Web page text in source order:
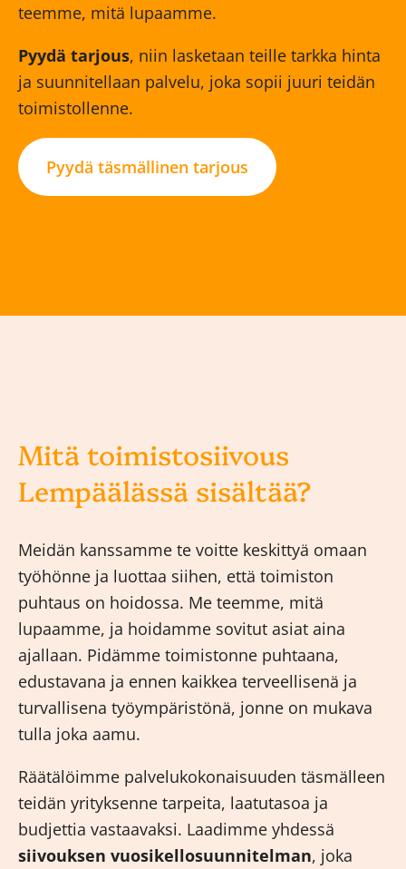
teemme, mitä lupaamme.
Pyydä tarjous, niin lasketaan teille tarkka hinta
ja suunnitellaan palvelu, joka sopii juuri teidän
toimistollenne.
Pyydä täsmällinen tarjous
Mitä toimistosiivous
Lempäälässä sisältää?
Meidän kanssamme te voitte keskittyä omaan
työhönne ja luottaa siihen, että toimiston
puhtaus on hoidossa. Me teemme, mitä
lupaamme, ja hoidamme sovitut asiat aina
ajallaan. Pidämme toimistonne puhtaana,
edustavana ja ennen kaikkea terveellisenä ja
turvallisena työympäristönä, jonne on mukava
tulla joka aamu.
Räätälöimme palvelukokonaisuuden täsmälleen
teidän yrityksenne tarpeita, laatutasoa ja
budjettia vastaavaksi. Laadimme yhdessä
siivouksen vuosikellosuunnitelman, joka